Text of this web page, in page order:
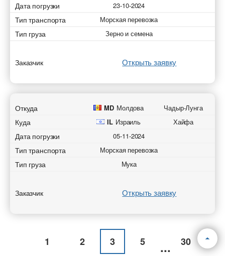
Дата погрузки 23-10-2024
Тип транспорта Морская перевозка
Тип груза Зерно и семена
Заказчик Открыть заявку
Откуда MD Молдова Чадыр-Лунга
Куда IL Израиль Хайфа
Дата погрузки 05-11-2024
Тип транспорта Морская перевозка
Тип груза Мука
Заказчик Открыть заявку
1 2 3 5 ... 30